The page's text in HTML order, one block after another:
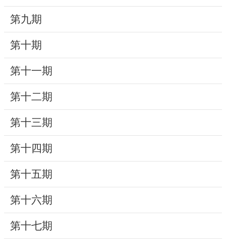
源
新
聞
與
公
告
便
民
服
研
究
典
藏
第九期
第十期
第十一期
第十二期
第十三期
第十四期
第十五期
第十六期
第十七期